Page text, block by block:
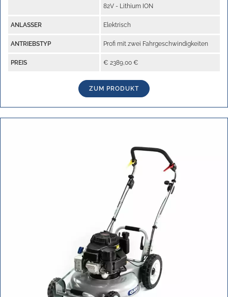
82V - Lithium ION
ANLASSER Elektrisch
ANTRIEBSTYP Profi mit zwei Fahrgeschwindigkeiten
PREIS € 2389,00 €
ZUM PRODUKT